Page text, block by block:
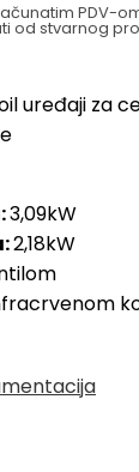
PDV-
od stvarnog
uređaji za
3,09kW
2,18kW